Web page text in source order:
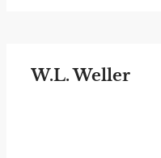
W.L. Weller